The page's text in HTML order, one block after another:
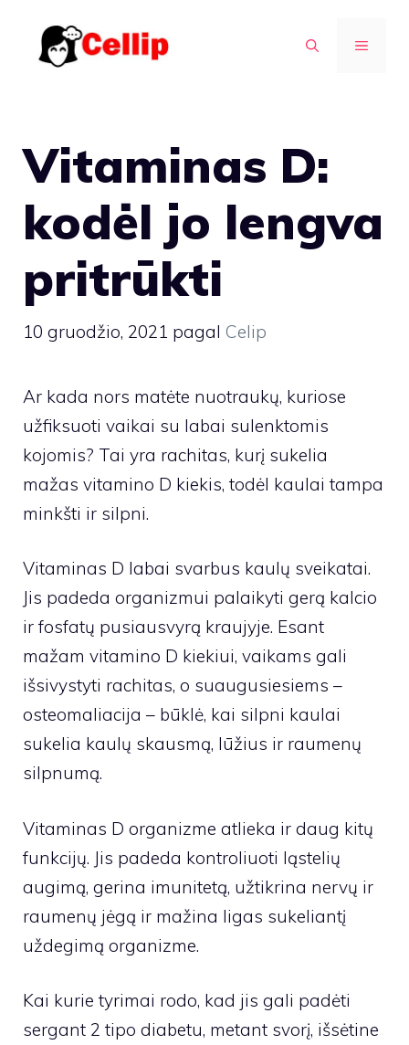
turinio
MENIU
Vitaminas D:
kodėl jo lengva
pritrūkti
10 gruodžio, 2021 pagal Celip
Ar kada nors matėte nuotraukų, kuriose
užfiksuoti vaikai su labai sulenktomis
kojomis? Tai yra rachitas, kurį sukelia
mažas vitamino D kiekis, todėl kaulai tampa
minkšti ir silpni.
Vitaminas D labai svarbus kaulų sveikatai.
Jis padeda organizmui palaikyti gerą kalcio
ir fosfatų pusiausvyrą kraujyje. Esant
mažam vitamino D kiekiui, vaikams gali
išsivystyti rachitas, o suaugusiesiems –
osteomaliacija – būklė, kai silpni kaulai
sukelia kaulų skausmą, lūžius ir raumenų
silpnumą.
Vitaminas D organizme atlieka ir daug kitų
funkcijų. Jis padeda kontroliuoti ląstelių
augimą, gerina imunitetą, užtikrina nervų ir
raumenų jėgą ir mažina ligas sukeliantį
uždegimą organizme.
Kai kurie tyrimai rodo, kad jis gali padėti
sergant 2 tipo diabetu, metant svorį, išsėtine